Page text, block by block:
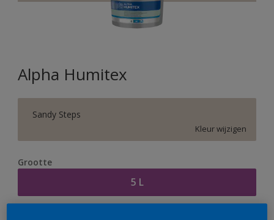
Alpha Humitex
Sandy Steps
Kleur wijzigen
Grootte
5 L